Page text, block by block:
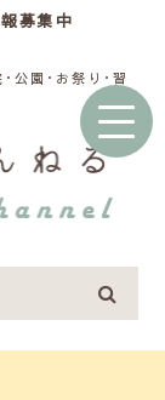
募集中
公園･お祭り･習